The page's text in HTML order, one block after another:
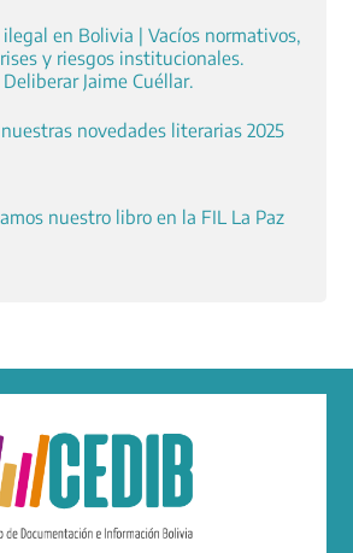
en Bolivia | Vacíos normativos,
y riesgos institucionales.
Jaime Cuéllar.
novedades literarias 2025
nuestro libro en la FIL La Paz